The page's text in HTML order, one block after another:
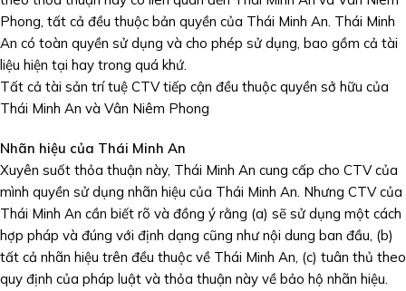
Phong, tất cả đều thuộc bản quyền của Thái Minh An. Thái Minh
An có toàn quyền sử dụng và cho phép sử dụng, bao gồm cả tài
liệu hiện tại hay trong quá khứ.
Tất cả tài sản trí tuệ CTV tiếp cận đều thuộc quyền sở hữu của
Thái Minh An và Vân Niêm Phong
Nhãn hiệu của Thái Minh An
Xuyên suốt thỏa thuận này, Thái Minh An cung cấp cho CTV của
mình quyền sử dụng nhãn hiệu của Thái Minh An. Nhưng CTV của
Thái Minh An cần biết rõ và đồng ý rằng (a) sẽ sử dụng một cách
hợp pháp và đúng với định dạng cũng như nội dung ban đầu, (b)
tất cả nhãn hiệu trên đều thuộc về Thái Minh An, (c) tuân thủ theo
quy định của pháp luật và thỏa thuận này về bảo hộ nhãn hiệu.